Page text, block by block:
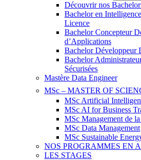
Découvrir nos
Bachelor en
Licence
Bachelor Concepteur
d’Applications
Bachelor Développeur
Bachelor
Sécurisées
Mastère Data Engineer
MSc – MASTER OF
MSc Artificial
MSc AI for Business
MSc Management de
MSc Data Management
MSc Sustainable
NOS PROGRAMMES EN
LES STAGES